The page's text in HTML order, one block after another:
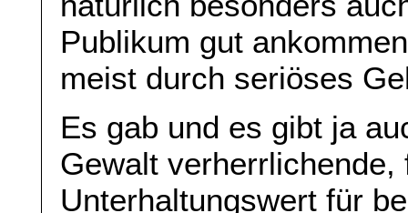
Publikum gut
meist durch seriöses
Es gab und es gibt ja
Gewalt
Unterhaltungswert für